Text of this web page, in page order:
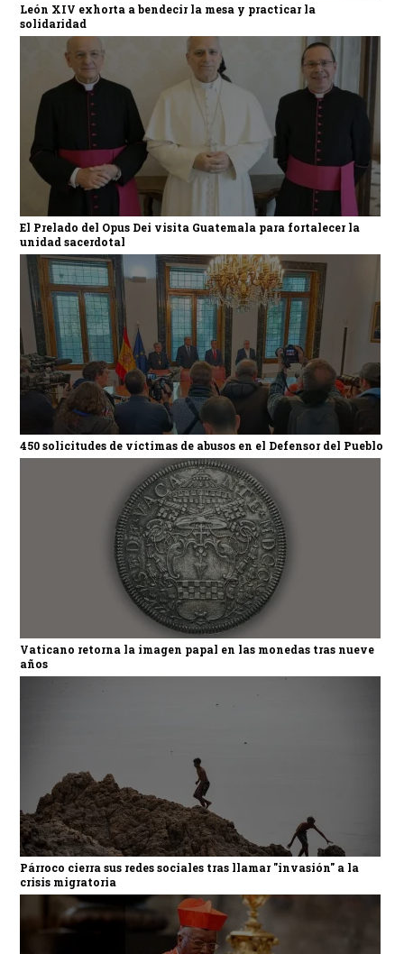
León XIV exhorta a bendecir la mesa y practicar la
solidaridad
El Prelado del Opus Dei visita Guatemala para fortalecer la
unidad sacerdotal
450 solicitudes de víctimas de abusos en el Defensor del Pueblo
Vaticano retorna la imagen papal en las monedas tras nueve
años
Párroco cierra sus redes sociales tras llamar "invasión" a la
crisis migratoria